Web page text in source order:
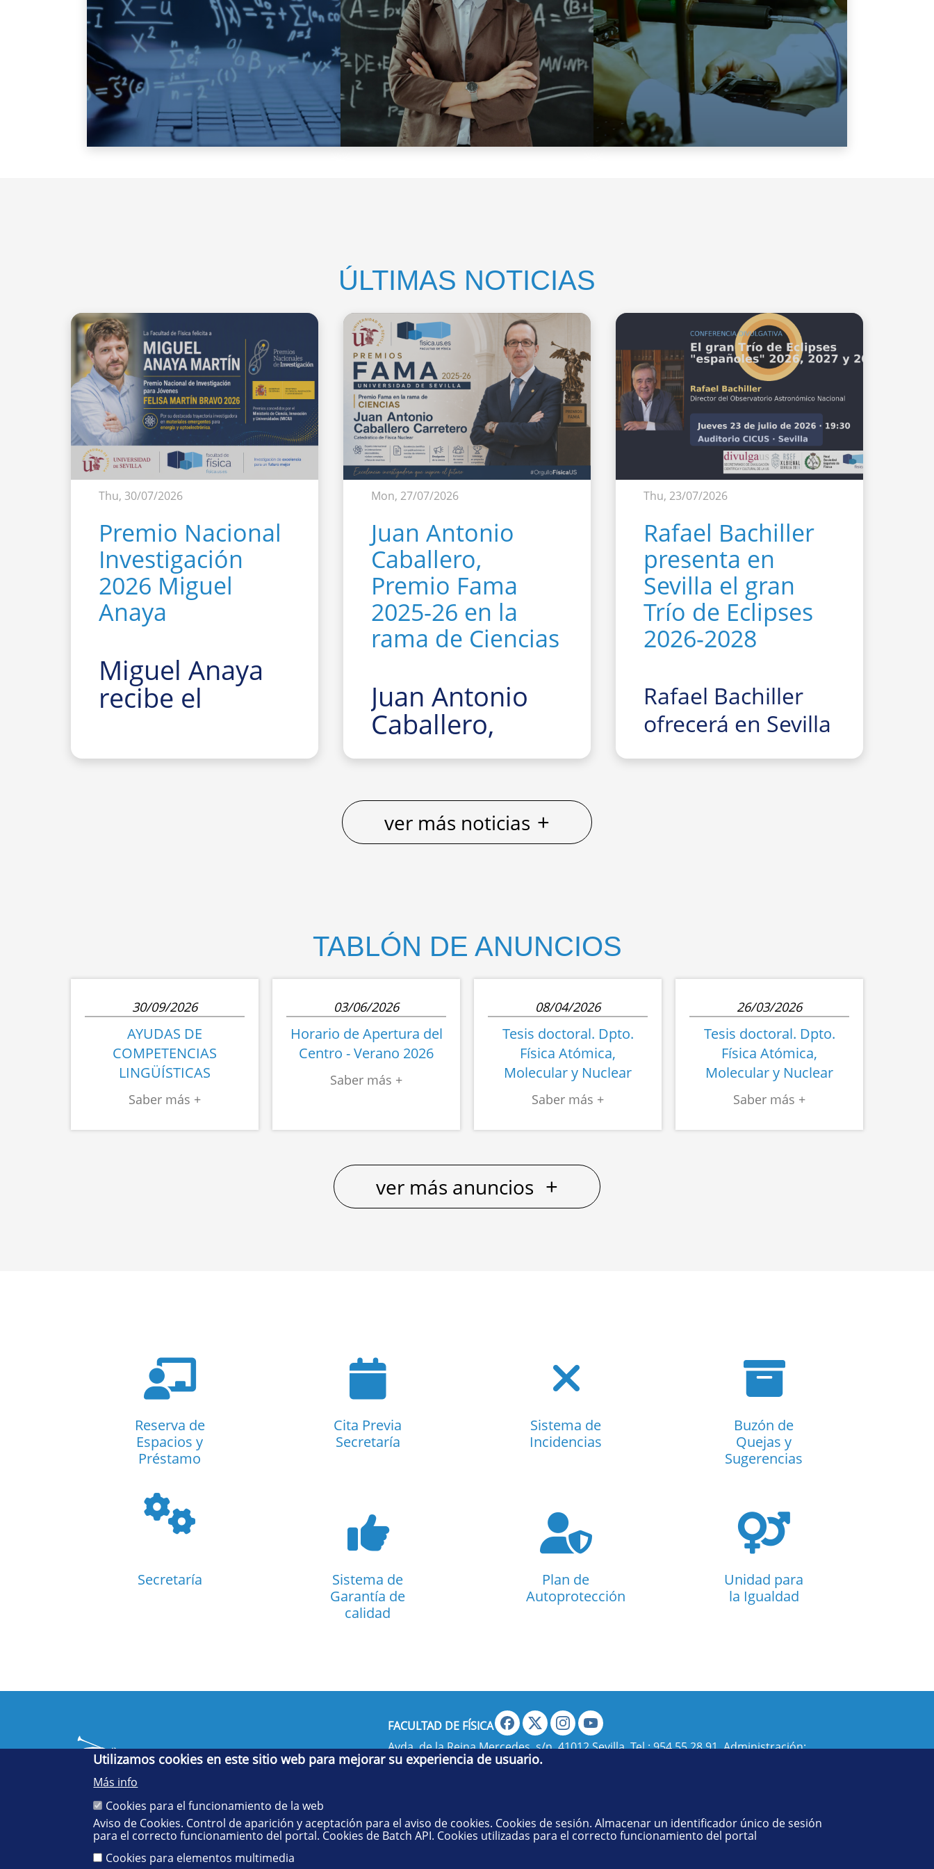
ÚLTIMAS NOTICIAS
Thu, 30/07/2026
Premio Nacional
Investigación
2026 Miguel
Anaya
Miguel Anaya
recibe el
Nacional de
Mon, 27/07/2026
Juan Antonio
Caballero,
Premio Fama
2025-26 en la
rama de Ciencias
Juan Antonio
Caballero,
Premio Fama
rama de
Ciencias
Thu, 23/07/2026
Rafael Bachiller
presenta en
Sevilla el gran
Trío de Eclipses
2026-2028
Rafael Bachiller
ofrecerá en Sevilla
la conferencia
observarlos”
ver más noticias +
TABLÓN DE ANUNCIOS
30/09/2026
AYUDAS DE
COMPETENCIAS
LINGÜÍSTICAS
03/06/2026
Horario de Apertura del
Centro - Verano 2026
08/04/2026
Tesis doctoral. Dpto.
Física Atómica,
Molecular y Nuclear
26/03/2026
Tesis doctoral. Dpto.
Física Atómica,
Molecular y Nuclear
ver más anuncios +
Reserva de
Espacios y
Préstamo
Cita Previa
Secretaría
Sistema de
Incidencias
Buzón de
Quejas y
Sugerencias
Secretaría
Sistema de
Garantía de
calidad
Plan de
Autoprotección
Unidad para
la Igualdad
Cinco siglos
impulsando el
conocimiento
FACULTAD DE FÍSICA
Avda. de la Reina Mercedes, s/n. 41012 Sevilla. Tel.:954 55 28 91. Administración:
administradorfisica@us.es- Secretaría:
Utilizamos cookies en este sitio web para mejorar su experiencia de usuario.
Más info
Cookies para el funcionamiento de la web
Aviso de Cookies. Control de aparición y aceptación para el aviso de cookies. Cookies de sesión. Almacenar un identificador único de sesión
para el correcto funcionamiento del portal. Cookies de Batch API. Cookies utilizadas para el correcto funcionamiento del portal
Cookies para elementos multimedia